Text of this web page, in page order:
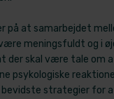
på at samarbejdet
meningsfuldt og i
der skal være tale om
psykologiske
bevidste strategier for